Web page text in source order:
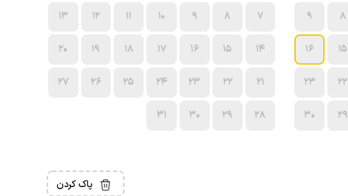
8
9
15
16
22
23
29
30
7
8
9
10
11
12
13
14
15
16
17
18
19
20
21
22
23
24
25
26
27
28
29
30
31
پاک کردن